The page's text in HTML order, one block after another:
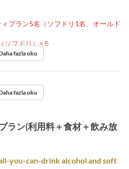
プラン5名（ソフドリ1名、オールド
ソフドリ）×５
fazla oku
fazla oku
ラン(利用料＋食材＋飲み放
you-can-drink alcohol and soft